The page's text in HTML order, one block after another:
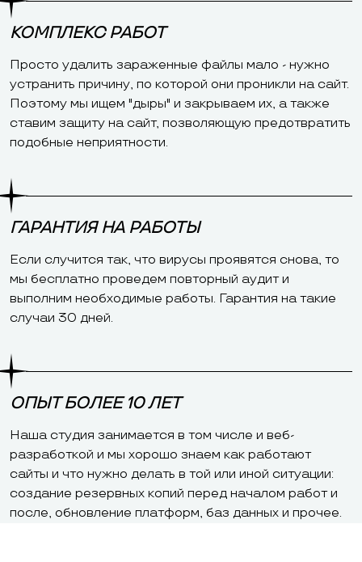
КОМПЛЕКС РАБОТ
Просто удалить зараженные файлы мало - нужно
устранить причину, по которой они проникли на сайт.
Поэтому мы ищем "дыры" и закрываем их, а также
ставим защиту на сайт, позволяющую предотвратить
подобные неприятности.
ГАРАНТИЯ НА РАБОТЫ
Если случится так, что вирусы проявятся снова, то
мы бесплатно проведем повторный аудит и
выполним необходимые работы. Гарантия на такие
случаи 30 дней.
ОПЫТ БОЛЕЕ 10 ЛЕТ
Наша студия занимается в том числе и веб-
разработкой и мы хорошо знаем как работают
сайты и что нужно делать в той или иной ситуации:
создание резервных копий перед началом работ и
после, обновление платформ, баз данных и прочее.